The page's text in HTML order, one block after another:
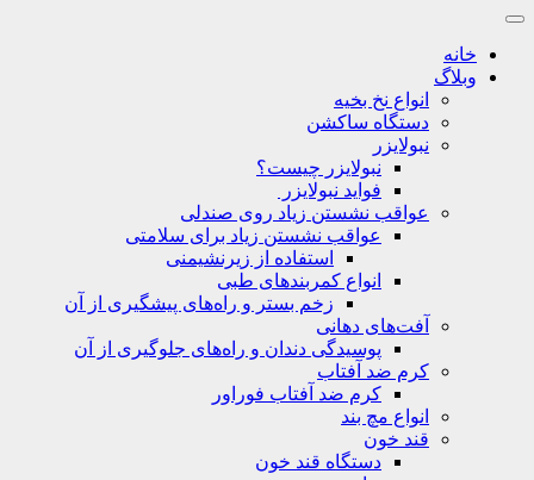
خانه
وبلاگ
انواع نخ بخیه
دستگاه ساکشن
نبولایزر
نبولایزر چیست؟
فواید نبولایزر
عواقب نشستن زیاد روی صندلی
عواقب نشستن زیاد برای سلامتی
استفاده از زیرنشیمنی
انواع کمربندهای طبی
زخم بستر و راه‌های پیشگیری از آن
آفت‌های دهانی
پوسیدگی دندان و راه‌های جلوگیری از آن
کرم ضد آفتاب
کرم ضد آفتاب فوراور
انواع مچ بند
قند خون
دستگاه قند خون